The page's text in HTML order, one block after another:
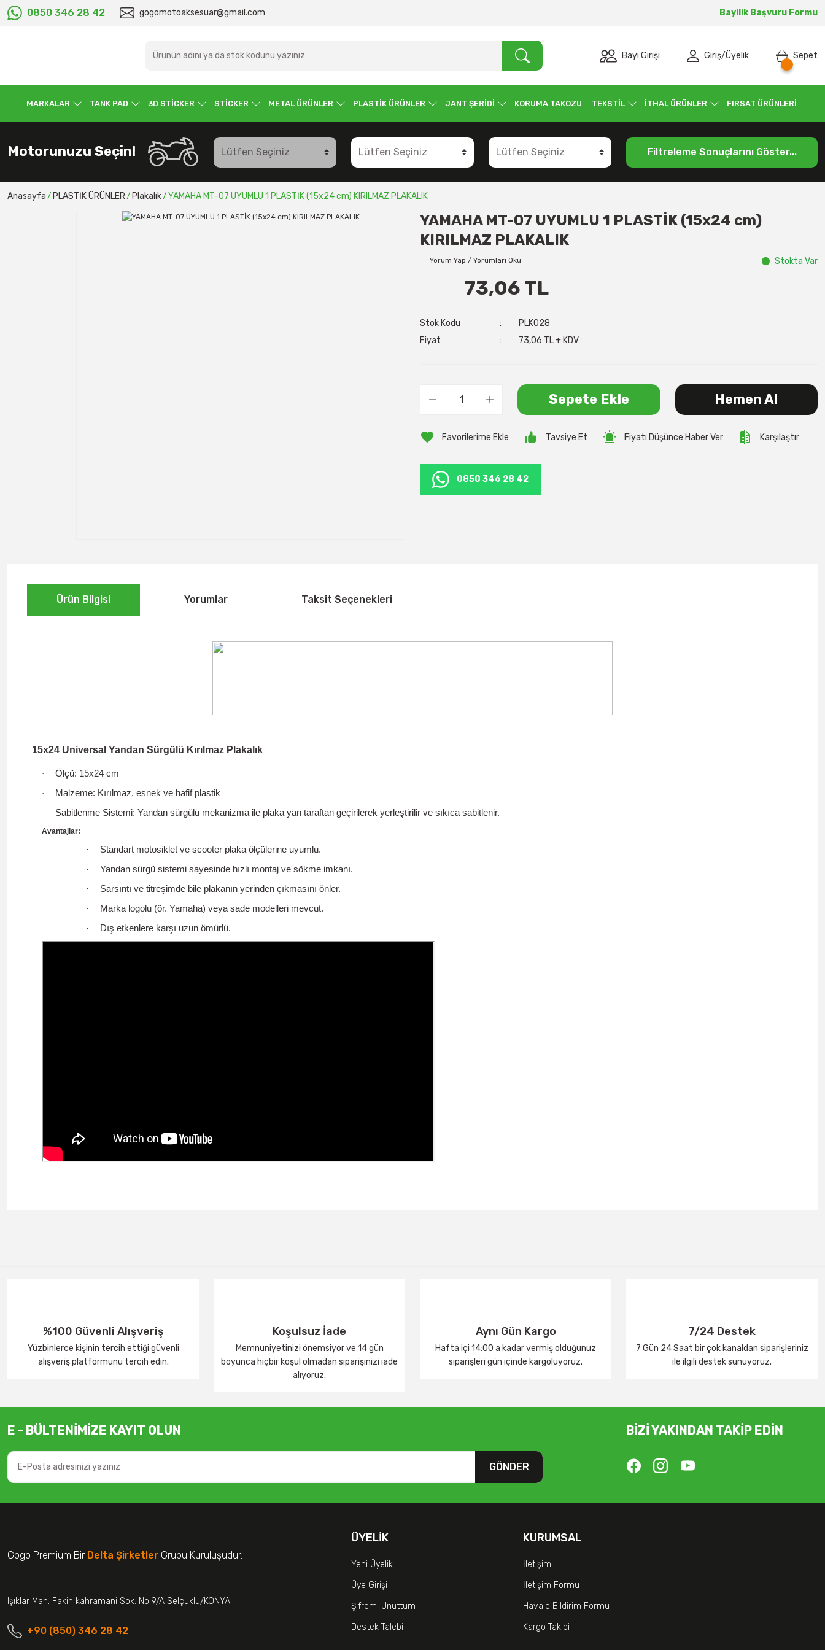
0850 346 28 42 gogomotoaksesuar@gmail.com Bayilik Başvuru Formu
Bayi Girişi Giriş/Üyelik Sepet
MARKALAR TANK PAD 3D STİCKER STİCKER METAL ÜRÜNLER PLASTİK ÜRÜNLER JANT ŞERİDİ KORUMA TAKOZU TEKSTİL İTHAL ÜRÜNLER FIRSAT ÜRÜNLERİ
Motorunuzu Seçin! Filtreleme Sonuçlarını Göster...
Anasayfa PLASTİK ÜRÜNLER Plakalık YAMAHA MT-07 UYUMLU 1 PLASTİK (15x24 cm) KIRILMAZ PLAKALIK
YAMAHA MT-07 UYUMLU 1 PLASTİK (15x24 cm)
KIRILMAZ PLAKALIK
Yorum Yap / Yorumları Oku Stokta Var
73,06 TL
Stok Kodu
PLK028
Fiyat
73,06 TL + KDV
Sepete Ekle Hemen Al
Tavsiye Et Fiyatı Düşünce Haber Ver Karşılaştır
0850 346 28 42
Ürün Bilgisi Yorumlar Taksit Seçenekleri
15x24 Universal Yandan Sürgülü Kırılmaz Plakalık
· Ölçü: 15x24 cm
· Malzeme: Kırılmaz, esnek ve hafif plastik
· Sabitlenme Sistemi: Yandan sürgülü mekanizma ile plaka yan taraftan geçirilerek yerleştirilir ve sıkıca sabitlenir.
Avantajlar:
·
Standart motosiklet ve scooter plaka ölçülerine uyumlu.
·
Yandan sürgü sistemi sayesinde hızlı montaj ve sökme imkanı.
·
Sarsıntı ve titreşimde bile plakanın yerinden çıkmasını önler.
·
Marka logolu (ör. Yamaha) veya sade modelleri mevcut.
·
Dış etkenlere karşı uzun ömürlü.
%100 Güvenli Alışveriş
Yüzbinlerce kişinin tercih ettiği güvenli
alışveriş platformunu tercih edin.
Koşulsuz İade
Memnuniyetinizi önemsiyor ve 14 gün
boyunca hiçbir koşul olmadan siparişinizi iade
alıyoruz.
Aynı Gün Kargo
Hafta içi 14:00 a kadar vermiş olduğunuz
siparişleri gün içinde kargoluyoruz.
7/24 Destek
7 Gün 24 Saat bir çok kanaldan siparişleriniz
ile ilgili destek sunuyoruz.
E - BÜLTENİMİZE KAYIT OLUN
GÖNDER
BİZİ YAKINDAN TAKİP EDİN
Gogo Premium Bir Delta Şirketler Grubu Kuruluşudur.
Işıklar Mah. Fakih kahramani Sok. No:9/A Selçuklu/KONYA
+90 (850) 346 28 42
ÜYELIK
Yeni Üyelik
Üye Girişi
Şifremi Unuttum
Destek Talebi
KURUMSAL
İletişim
İletişim Formu
Havale Bildirim Formu
Kargo Takibi